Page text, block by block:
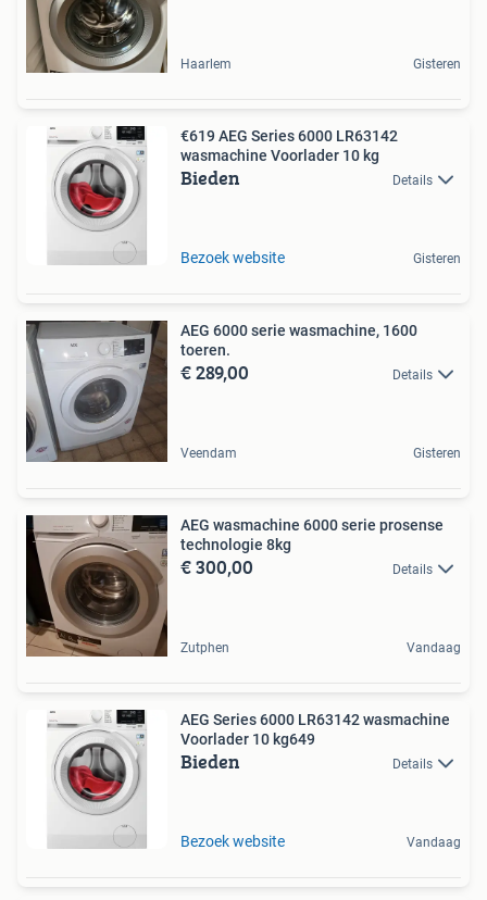
Haarlem Gisteren
€619 AEG Series 6000 LR63142
wasmachine Voorlader 10 kg
Bieden Details
Bezoek website Gisteren
AEG 6000 serie wasmachine, 1600
toeren.
€ 289,00 Details
Veendam Gisteren
AEG wasmachine 6000 serie prosense
technologie 8kg
€ 300,00 Details
Zutphen Vandaag
AEG Series 6000 LR63142 wasmachine
Voorlader 10 kg649
Bieden Details
Bezoek website Vandaag